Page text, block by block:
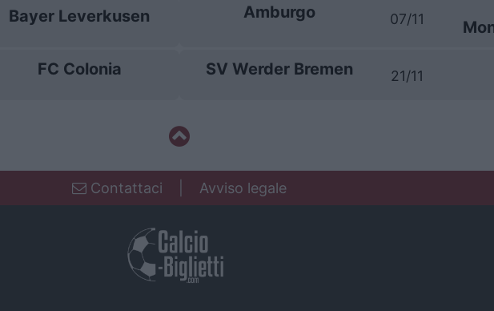
Bayer Leverkusen
FC Colonia
Amburgo 07/11
SV Werder Bremen 21/11
Contattaci Avviso legale